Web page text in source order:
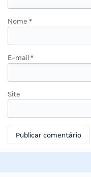
Nome *
E-mail *
Site